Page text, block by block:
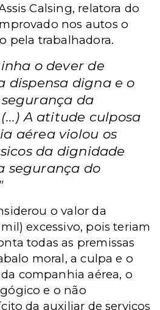
Calsing, relatora do
nos autos o
pela trabalhadora.
o dever de
dispensa digna e o
da
A atitude culposa
aérea violou os
da dignidade
segurança do
o valor da
excessivo, pois teriam
todas as premissas
moral, a culpa e o
companhia aérea, o
e o não
da auxiliar de serviços